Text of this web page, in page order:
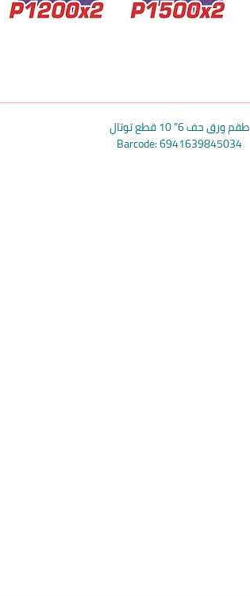
طقم ورق حف 6" 10 قطع توتال
Barcode: 6941639845034